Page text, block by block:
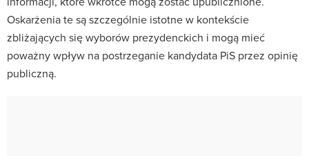
Oskarżenia te są szczególnie istotne w kontekście
zbliżających się wyborów prezydenckich i mogą mieć
poważny wpływ na postrzeganie kandydata PiS przez opinię
publiczną.